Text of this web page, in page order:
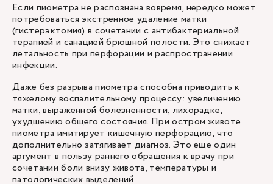
Если пиометра не распознана вовремя, нередко может
потребоваться экстренное удаление матки
(гистерэктомия) в сочетании с антибактериальной
терапией и санацией брюшной полости. Это снижает
летальность при перфорации и распространении
инфекции.
Даже без разрыва пиометра способна приводить к
тяжелому воспалительному процессу: увеличению
матки, выраженной болезненности, лихорадке,
ухудшению общего состояния. При остром животе
пиометра имитирует кишечную перфорацию, что
дополнительно затягивает диагноз. Это еще один
аргумент в пользу раннего обращения к врачу при
сочетании боли внизу живота, температуры и
патологических выделений.